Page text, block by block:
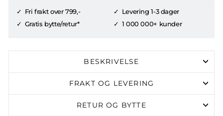
Fri frakt over 799,-
Levering 1-3 dager
Gratis bytte/retur*
1 000 000+ kunder
BESKRIVELSE
FRAKT OG LEVERING
RETUR OG BYTTE